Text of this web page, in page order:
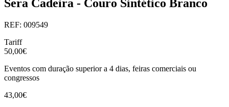
Sera Cadeira - Couro Sintético Branco
REF: 009549
Tariff
50,00€
Eventos com duração superior a 4 dias, feiras comerciais ou
congressos
43,00€